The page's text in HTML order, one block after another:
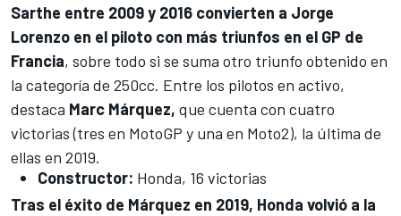
Sarthe entre 2009 y 2016 convierten a Jorge
Lorenzo en el piloto con más triunfos en el GP de
Francia, sobre todo si se suma otro triunfo obtenido en
la categoría de 250cc. Entre los pilotos en activo,
destaca Marc Márquez, que cuenta con cuatro
victorias (tres en MotoGP y una en Moto2), la última de
ellas en 2019.
Constructor: Honda, 16 victorias
Tras el éxito de Márquez en 2019, Honda volvió a la